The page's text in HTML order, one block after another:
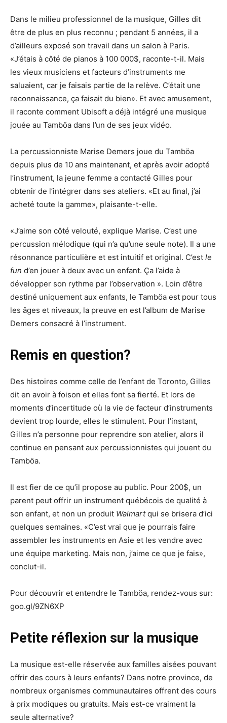
Dans le milieu professionnel de la musique, Gilles dit
être de plus en plus reconnu ; pendant 5 années, il a
d’ailleurs exposé son travail dans un salon à Paris.
«J’étais à côté de pianos à 100 000$, raconte-t-il. Mais
les vieux musiciens et facteurs d’instruments me
saluaient, car je faisais partie de la relève. C’était une
reconnaissance, ça faisait du bien». Et avec amusement,
il raconte comment Ubisoft a déjà intégré une musique
jouée au Tamböa dans l’un de ses jeux vidéo.
La percussionniste Marise Demers joue du Tamböa
depuis plus de 10 ans maintenant, et après avoir adopté
l’instrument, la jeune femme a contacté Gilles pour
obtenir de l’intégrer dans ses ateliers. «Et au final, j’ai
acheté toute la gamme», plaisante-t-elle.
«J’aime son côté velouté, explique Marise. C’est une
percussion mélodique (qui n’a qu’une seule note). Il a une
résonnance particulière et est intuitif et original. C’est le
fun d’en jouer à deux avec un enfant. Ça l’aide à
développer son rythme par l’observation ». Loin d’être
destiné uniquement aux enfants, le Tamböa est pour tous
les âges et niveaux, la preuve en est l’album de Marise
Demers consacré à l’instrument.
Remis en question?
Des histoires comme celle de l’enfant de Toronto, Gilles
dit en avoir à foison et elles font sa fierté. Et lors de
moments d’incertitude où la vie de facteur d’instruments
devient trop lourde, elles le stimulent. Pour l’instant,
Gilles n’a personne pour reprendre son atelier, alors il
continue en pensant aux percussionnistes qui jouent du
Tamböa.
Il est fier de ce qu’il propose au public. Pour 200$, un
parent peut offrir un instrument québécois de qualité à
son enfant, et non un produit Walmartqui se brisera d’ici
quelques semaines. «C’est vrai que je pourrais faire
assembler les instruments en Asie et les vendre avec
une équipe marketing. Mais non, j’aime ce que je fais»,
conclut-il.
Pour découvrir et entendre le Tamböa, rendez-vous sur:
goo.gl/9ZN6XP
Petite réflexion sur la musique
La musique est-elle réservée aux familles aisées pouvant
offrir des cours à leurs enfants? Dans notre province, de
nombreux organismes communautaires offrent des cours
à prix modiques ou gratuits. Mais est-ce vraiment la
seule alternative?